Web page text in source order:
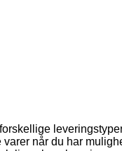
når du har